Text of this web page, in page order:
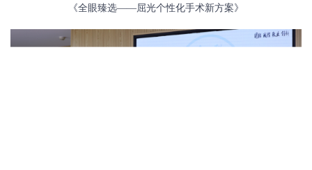
《全眼臻选——屈光个性化手术新方案》